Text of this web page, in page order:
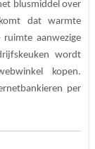
blusmiddel over
dat warmte
aanwezige
wordt
kopen.
per